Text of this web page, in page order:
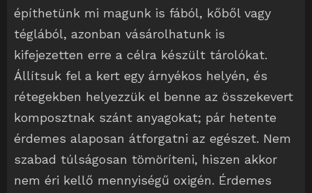
építhetünk mi magunk is fából, kőből vagy
téglából, azonban vásárolhatunk is
kifejezetten erre a célra készült tárolókat.
Állítsuk fel a kert egy árnyékos helyén, és
rétegekben helyezzük el benne az összekevert
komposztnak szánt anyagokat; pár hetente
érdemes alaposan átforgatni az egészet. Nem
szabad túlságosan tömöríteni, hiszen akkor
nem éri kellő mennyiségű oxigén. Érdemes